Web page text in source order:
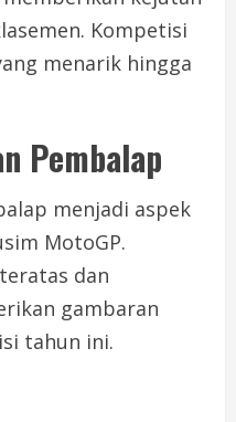
Kompetisi
menarik hingga
Pembalap
menjadi aspek
MotoGP.
dan
gambaran
tahun ini.